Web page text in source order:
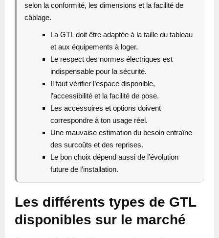
selon la conformité, les dimensions et la facilité de
câblage.
La GTL doit être adaptée à la taille du tableau
et aux équipements à loger.
Le respect des normes électriques est
indispensable pour la sécurité.
Il faut vérifier l’espace disponible,
l’accessibilité et la facilité de pose.
Les accessoires et options doivent
correspondre à ton usage réel.
Une mauvaise estimation du besoin entraîne
des surcoûts et des reprises.
Le bon choix dépend aussi de l’évolution
future de l’installation.
Les différents types de GTL
disponibles sur le marché